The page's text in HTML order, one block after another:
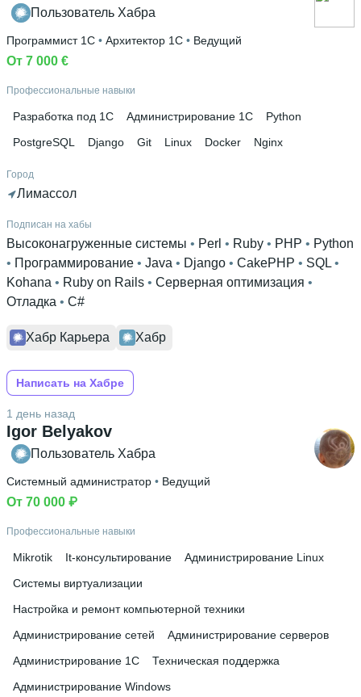
Пользователь Хабра
Программист 1С • Архитектор 1С • Ведущий
От 7 000 €
Профессиональные навыки
Разработка под 1С Администрирование 1С
Python
PostgreSQL
Django Git Linux Docker Nginx
Город
Лимассол
Подписан на хабы
Высоконагруженные системы • Perl • Ruby • PHP • Python
• Программирование • Java • Django • CakePHP • SQL
Kohana • Ruby on Rails • Серверная оптимизация
Отладка • C#
Хабр Карьера Хабр
Написать на Хабре
Igor Belyakov
1 день назад
Пользователь Хабра
Системный администратор • Ведущий
От 70 000 ₽
Профессиональные навыки
Mikrotik It-консультирование
Администрирование Linux
Системы виртуализации
Настройка и ремонт компьютерной техники
Администрирование сетей
Администрирование серверов
Администрирование 1С
Техническая поддержка
Администрирование Windows